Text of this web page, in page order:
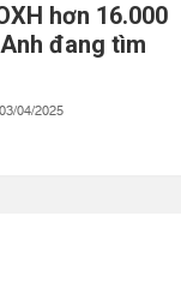
hơn 16.000
đang tìm
04/2025